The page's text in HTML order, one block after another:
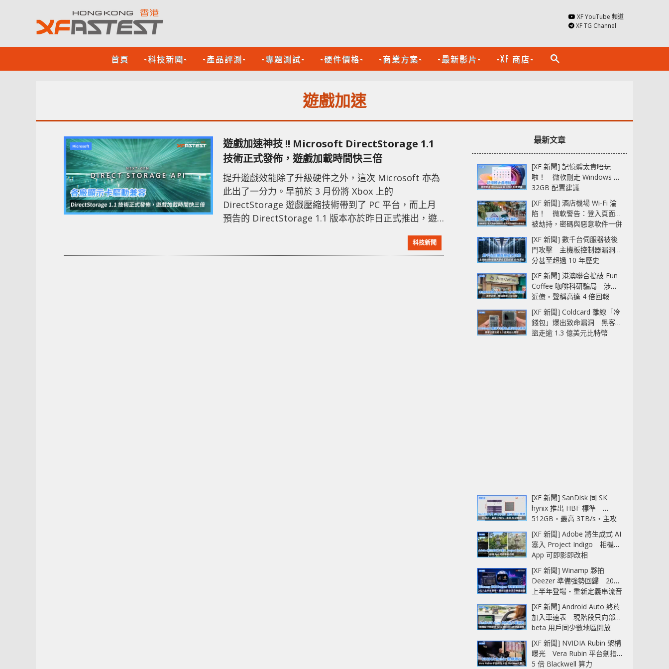
XF YouTube 頻道
XF TG Channel
首頁 -科技新聞- -產品評測- -專題測試- -硬件價格- -商業方案- -最新影片- -XF 商店- search
遊戲加速
遊戲加速神技 !! Microsoft DirectStorage 1.1
技術正式發佈，遊戲加載時間快三倍
提升遊戲效能除了升級硬件之外，這次 Microsoft 亦為
此出了一分力。早前於 3 月份將 Xbox 上的
DirectStorage 遊戲壓縮技術帶到了 PC 平台，而上月
預告的 DirectStorage 1.1 版本亦於昨日正式推出，遊
技術可讓 GPU 計算器、著色器直接訪問 NVMe SSD，
不再需要經 CPU 處理，因此可以大幅提升遊戲加載速
科技新聞
最新文章
[XF 新聞] 記憶體太貴唔玩
啦！ 微軟刪走 Windows 11
32GB 配置建議
[XF 新聞] 酒店機場 Wi-Fi 淪
陷！ 微軟警告：登入頁面可
被劫持，密碼與惡意軟件一併
中招
[XF 新聞] 數千台伺服器被後
門攻擊 主機板控制器漏洞部
分甚至超過 10 年歷史
[XF 新聞] 港澳聯合搗破 Fun
Coffee 咖啡科研騙局 涉款
近億‧聲稱高達 4 倍回報
[XF 新聞] Coldcard 離線「冷
錢包」爆出致命漏洞 黑客已
盜走逾 1.3 億美元比特幣
[XF 新聞] SanDisk 同 SK
hynix 推出 HBF 標準
512GB‧最高 3TB/s‧主攻
AI 記憶體
[XF 新聞] Adobe 將生成式 AI
塞入 Project Indigo 相機
App 可即影即改相
[XF 新聞] Winamp 夥拍
Deezer 準備強勢回歸 2027
上半年登場‧重新定義串流音
樂播放器
[XF 新聞] Android Auto 終於
加入車速表 現階段只向部分
beta 用戶同少數地區開放
[XF 新聞] NVIDIA Rubin 架構
曝光 Vera Rubin 平台劍指
5 倍 Blackwell 算力